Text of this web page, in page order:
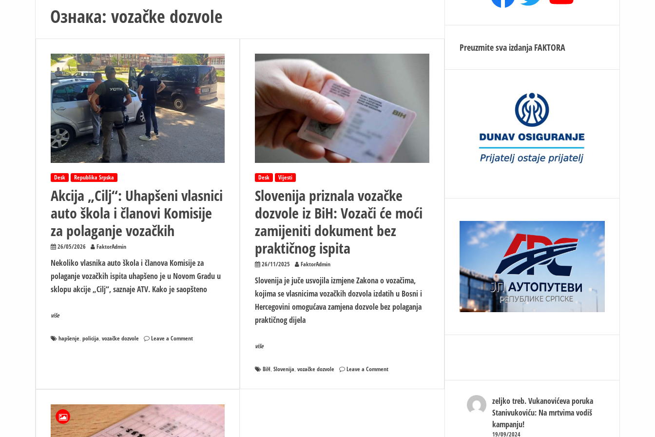
Ознака: vozačke dozvole
Desk Republika Srpska
Akcija „Cilj“: Uhapšeni vlasnici
auto škola i članovi Komisije
za polaganje vozačkih
26/05/2026 FaktorAdmin
Nekoliko vlasnika auto škola i članova Komisije za
polaganje vozačkih ispita uhapšeno je u Novom Gradu u
sklopu akcije „Cilj“, saznaje ATV. Kako je saopšteno
više
hapšenje, policija, vozačke dozvole Leave a Commenton
i
članovi
Komisije
Desk Vijesti
Slovenija priznala vozačke
dozvole iz BiH: Vozači će moći
zamijeniti dokument bez
praktičnog ispita
26/11/2025 FaktorAdmin
Slovenija je juče usvojila izmjene Zakona o vozačima,
kojima se vlasnicima vozačkih dozvola izdatih u Bosni i
Hercegovini omogućava zamjena dozvole bez polaganja
praktičnog dijela
više
BiH,Slovenija,vozačke dozvole Leave a Commenton
priznala
Preuzmite sva izdanja FAKTORA
zeljko treb. Vukanovićeva poruka
Stanivukoviću: Na mrtvima vodiš
kampanju!
19/09/2024